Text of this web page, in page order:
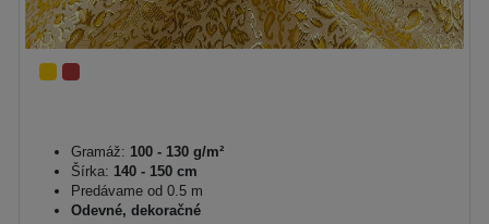
Gramáž: 100 - 130 g/m²
Šírka: 140 - 150 cm
Predávame od 0.5 m
Odevné, dekoračné